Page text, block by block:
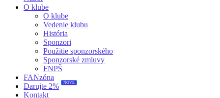
O klube
O klube
Vedenie klubu
História
Sponzori
Použitie sponzorského
Sponzorské zmluvy
FNPŠ
FANzóna
Darujte 2%
NOVÉ
Kontakt